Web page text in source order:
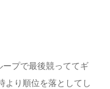
プで最後競っててギ
より順位を落としてし